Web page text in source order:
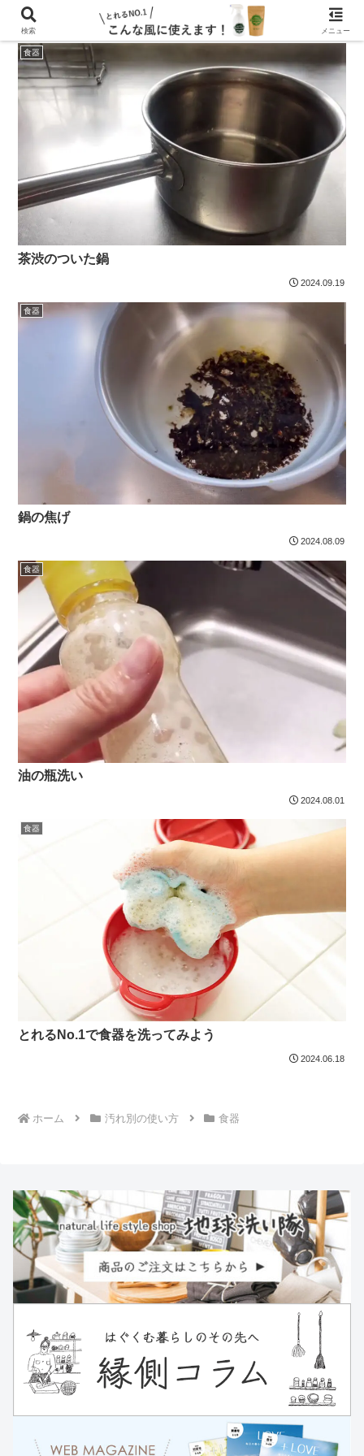
食器
茶渋のついた鍋
2024.09.19
食器
鍋の焦げ
2024.08.09
食器
油の瓶洗い
2024.08.01
食器
とれるNo.1で食器を洗ってみよう
2024.06.18
ホーム 汚れ別の使い方 食器
検索 メニュー